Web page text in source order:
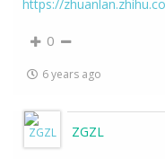
https://
0
6 years ago
ZGZL